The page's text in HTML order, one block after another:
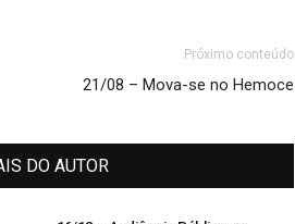
Próximo conteúdo
21/08 – Mova-se no Hemoce
DO AUTOR